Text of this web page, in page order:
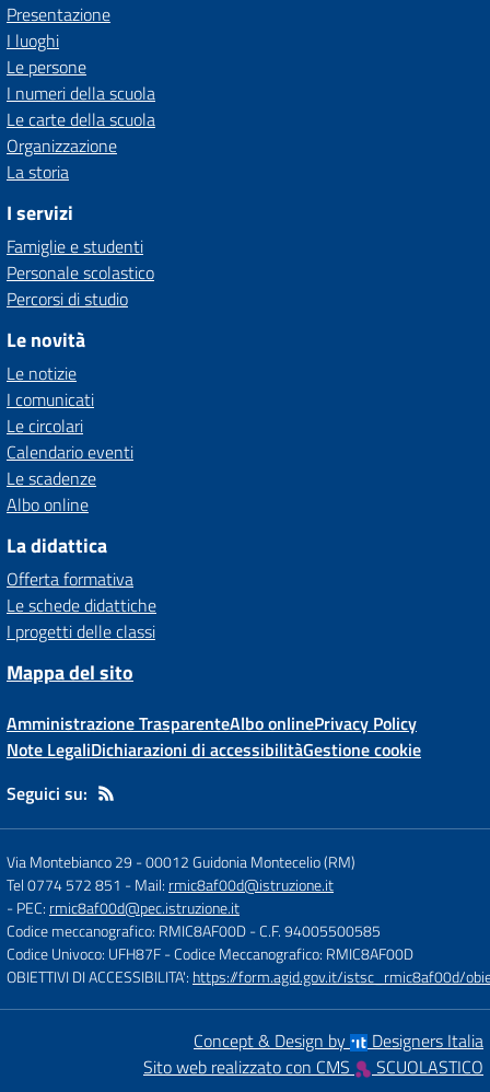
Presentazione
I luoghi
Le persone
I numeri della scuola
Le carte della scuola
Organizzazione
La storia
I servizi
Famiglie e studenti
Personale scolastico
Percorsi di studio
Le novità
Le notizie
I comunicati
Le circolari
Calendario eventi
Le scadenze
Albo online
La didattica
Offerta formativa
Le schede didattiche
I progetti delle classi
Mappa del sito
Amministrazione TrasparenteAlbo onlinePrivacy Policy
Note LegaliDichiarazioni di accessibilitàGestione cookie
Seguici su:
Via Montebianco 29 -00012 Guidonia Montecelio (RM)
Tel 0774 572 851 - Mail: rmic8af00d@istruzione.it
- PEC: rmic8af00d@pec.istruzione.it
Codice meccanografico: RMIC8AF00D- C.F. 94005500585
Codice Univoco: UFH87F- Codice Meccanografico: RMIC8AF00D
OBIETTIVI DI ACCESSIBILITA': https://form.agid.gov.it/istsc_rmic8af00d/
Concept & Design by
Designers Italia
Sito web realizzato con CMS
SCUOLASTICO